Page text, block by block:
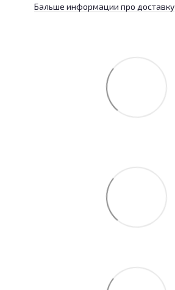
Бальше информации про доставку